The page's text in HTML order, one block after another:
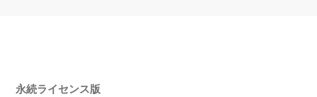
永続ライセンス版